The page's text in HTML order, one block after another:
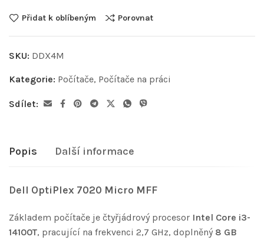
Přidat k oblíbeným Porovnat
SKU: DDX4M
Kategorie: Počítače, Počítače na práci
Sdílet:
Popis Další informace
Dell OptiPlex 7020 Micro MFF
Základem počítače je čtyřjádrový procesor Intel Core i3-
14100T, pracující na frekvenci 2,7 GHz, doplněný 8 GB